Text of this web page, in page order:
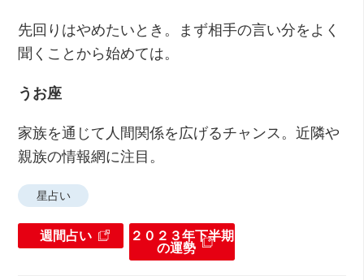
先回りはやめたいとき。まず相手の言い分をよく
聞くことから始めては。
うお座
家族を通じて人間関係を広げるチャンス。近隣や
親族の情報網に注目。
星占い
週間占い ２０２３年下半期
の運勢